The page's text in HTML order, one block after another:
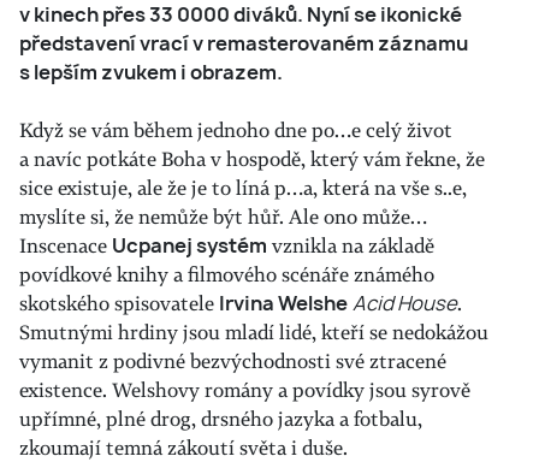
v kinech přes 33 0000 diváků. Nyní se ikonické
představení vrací v remasterovaném záznamu
s lepším zvukem i obrazem.
Když se vám během jednoho dne po…e celý život
a navíc potkáte Boha v hospodě, který vám řekne, že
sice existuje, ale že je to líná p…a, která na vše s..e,
myslíte si, že nemůže být hůř. Ale ono může…
Inscenace Ucpanej systém vznikla na základě
povídkové knihy a filmového scénáře známého
skotského spisovatele Irvina WelsheAcid House.
Smutnými hrdiny jsou mladí lidé, kteří se nedokážou
vymanit z podivné bezvýchodnosti své ztracené
existence. Welshovy romány a povídky jsou syrově
upřímné, plné drog, drsného jazyka a fotbalu,
zkoumají temná zákoutí světa i duše.